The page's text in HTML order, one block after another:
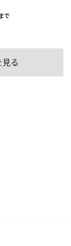
で
る